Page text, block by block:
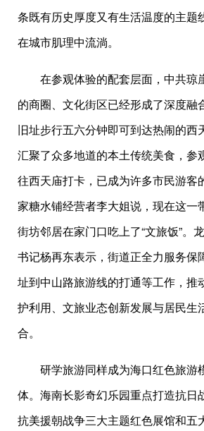
条既有历史厚度又有生活温度的主题
在城市肌理中流淌。
在参观体验的配套层面，中共琼
的商圈、文化街区已经形成了深度融
旧址步行五六分钟即可到达热闹的西
汇聚了众多地道的本土传统美食，参
往西天庙打卡，已成为许多市民游客
家糖水铺经营者李大姐说，现在这一
街坊邻居在家门口吃上了“文旅饭”。
书记杨再东表示，街道正全力服务保
址到中山路旅游线的打通等工作，推
护利用、文旅业态创新发展与居民生
合。
研学旅游同样成为海口红色旅游
体。海南长影奇幻乐园重点打造抗日
抗美援朝战争三大主题红色展馆和五